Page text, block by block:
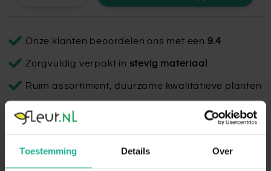
Toestemming Details Over
Onze klanten beoordelen ons met een 9.4
Zorgvuldig verpakt in stevig materiaal
Ruim assortiment, duurzame kwalitatieve planten
De Capi Nature Egg Planter Rib Beige is een prachtige pot